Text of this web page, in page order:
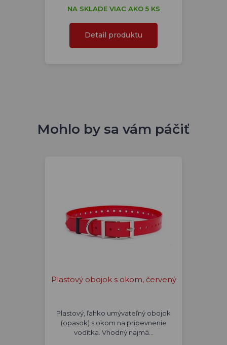
NA SKLADE VIAC AKO 5 KS
Detail produktu
Mohlo by sa vám páčiť
Plastový obojok s okom, červený
Plastový, ľahko umývateľný obojok
(opasok) s okom na pripevnenie
vodítka. Vhodný najmä…